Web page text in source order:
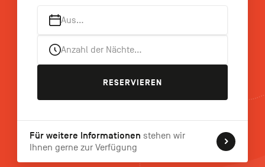
Navigation
Aus…
Anzahl der Nächte…
RESERVIEREN
Für weitere Informationen stehen wir
Ihnen gerne zur Verfügung